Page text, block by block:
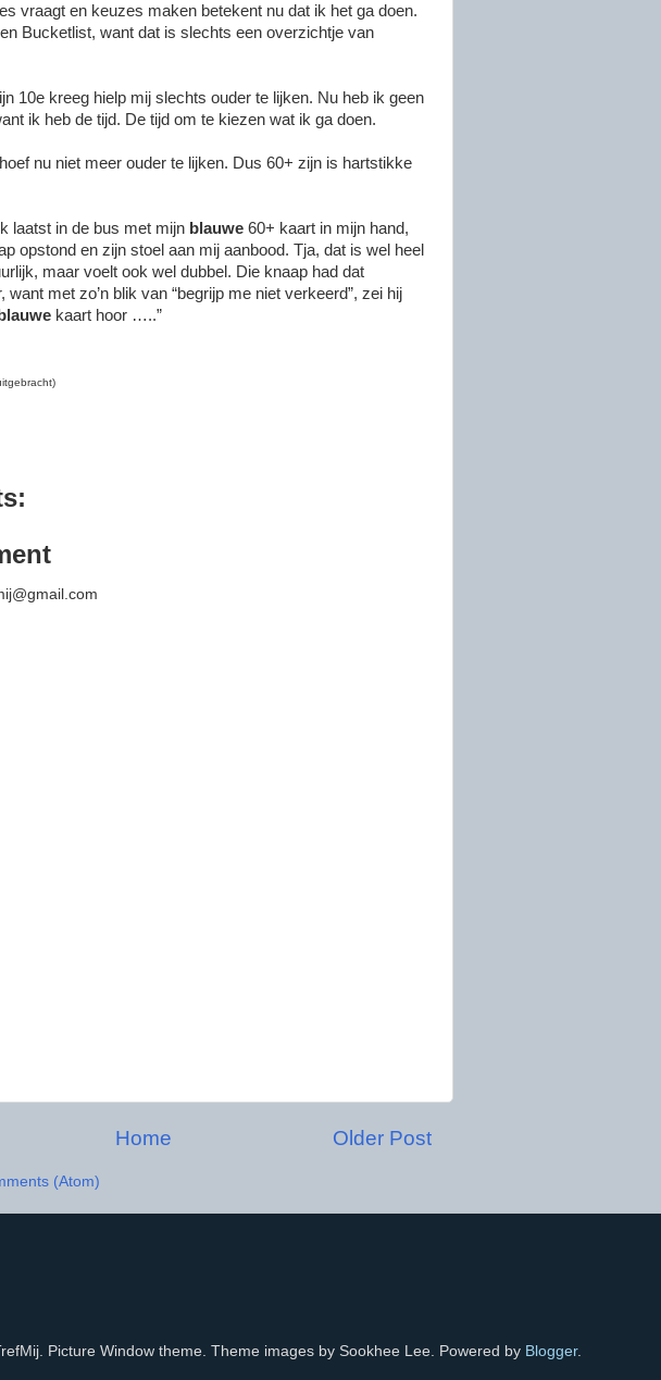
vraagt en keuzes maken betekent nu dat ik het ga doen.
Bucketlist, want dat is slechts een overzichtje van
10e kreeg hielp mij slechts ouder te lijken. Nu heb ik geen
ik heb de tijd. De tijd om te kiezen wat ik ga doen.
nu niet meer ouder te lijken. Dus 60+ zijn is hartstikke
in de bus met mijn blauwe 60+ kaart in mijn hand,
opstond en zijn stoel aan mij aanbood. Tja, dat is wel heel
maar voelt ook wel dubbel. Die knaap had dat
want met zo’n blik van “begrijp me niet verkeerd”, zei hij
kaart hoor …..”
Older Post
Home
(Atom)
Picture Window theme. Theme images by Sookhee Lee. Powered by Blogger.